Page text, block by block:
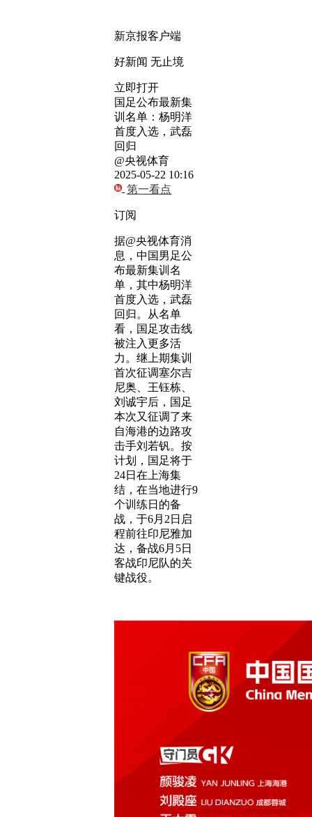
新京报客户端
好新闻 无止境
立即打开
国足公布最新集
训名单：杨明洋
首度入选，武磊
回归
@央视体育
2025-05-22 10:16
第一看点
订阅
据@央视体育消
息，中国男足公
布最新集训名
单，其中杨明洋
首度入选，武磊
回归。从名单
看，国足攻击线
被注入更多活
力。继上期集训
首次征调塞尔吉
尼奥、王钰栋、
刘诚宇后，国足
本次又征调了来
自海港的边路攻
击手刘若钒。按
计划，国足将于
24日在上海集
结，在当地进行9
个训练日的备
战，于6月2日启
程前往印尼雅加
达，备战6月5日
客战印尼队的关
键战役。